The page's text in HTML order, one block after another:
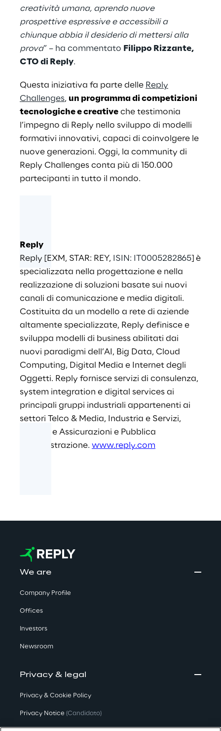
creatività umana, aprendo nuove
prospettive espressive e accessibili a
chiunque abbia il desiderio di mettersi alla
prova” – ha commentato Filippo Rizzante,
CTO di Reply.
Questa iniziativa fa parte delle Reply
Challenges, un programma di competizioni
tecnologiche e creative che testimonia
l’impegno di Reply nello sviluppo di modelli
formativi innovativi, capaci di coinvolgere le
nuove generazioni. Oggi, la community di
Reply Challenges conta più di 150.000
partecipanti in tutto il mondo.
Reply
Reply [EXM, STAR: REY,
ISIN: IT0005282865] è
specializzata nella progettazione e nella
realizzazione di soluzioni basate sui nuovi
canali di comunicazione e media digitali.
Costituita da un modello a rete di aziende
altamente specializzate, Reply definisce e
sviluppa modelli di business abilitati dai
nuovi paradigmi dell’AI, Big Data, Cloud
Computing, Digital Media e Internet degli
Oggetti. Reply fornisce servizi di consulenza,
system integration e digital services ai
principali gruppi industriali appartenenti ai
settori Telco & Media, Industria e Servizi,
Banche e Assicurazioni e Pubblica
Amministrazione. www.reply.com
We are
Company Profile
Offices
Investors
Newsroom
Privacy & legal
Privacy & Cookie Policy
Privacy Notice (Candidato)